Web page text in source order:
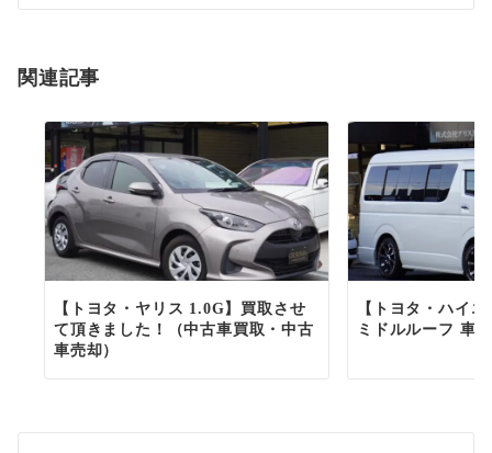
シ
ン
関連記事
【トヨタ・ヤリス 1.0G】買取させ
て頂きました！（中古車買取・中古
車売却）
【トヨタ・ハイ
ミドルルーフ 車